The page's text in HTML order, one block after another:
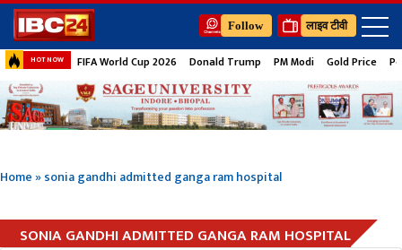
Follow लाइव टीवी
HOT NOW FIFA World Cup 2026 Donald Trump PM Modi Gold Price
Home»sonia gandhi admitted ganga ram hospital
SONIA GANDHI ADMITTED GANGA RAM HOSPITAL